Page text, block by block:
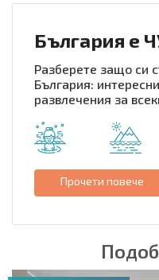
България е
Разберете защо си
България:
развлечения за
Прочети повече